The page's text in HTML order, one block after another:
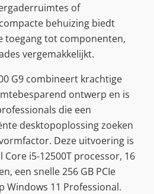
of
behuizing biedt
toegang tot componenten,
vergemakkelijkt.
G9 combineert krachtige
ontwerp en is
die een
desktopoplossing zoeken
Deze uitvoering is
i5-12500T processor, 16
een snelle 256 GB PCIe
Windows 11 Professional.